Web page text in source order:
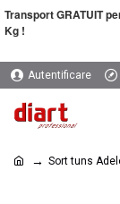
Transport GRATUIT
Kg !
Autentificare
Sort tuns